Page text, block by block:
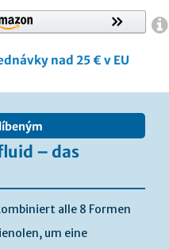
nad 25 € v EU
– das
alle 8 Formen
um eine